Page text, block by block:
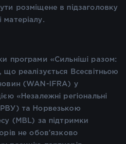
розміщене в підзаголовку
програми «Сильніші разом:
що реалізується Всесвітньою
(WAN-IFRA) у
«Незалежні регіональні
та Норвезькою
(MBL) за підтримки
не обов’язково